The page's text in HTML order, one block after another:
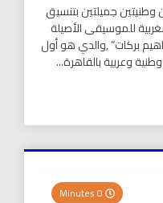
جميلتين بتنسيق
للموسيقى الأصيلة
بركات” ,والدي هو أول
وعربية بالقاهرة...